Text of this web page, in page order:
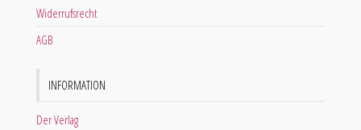
Widerrufsrecht
AGB
INFORMATION
Der Verlag